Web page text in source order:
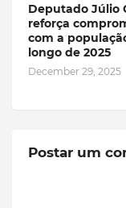
Deputado Júlio
reforça
com a
longo de 2025
December 29, 2025
Postar um